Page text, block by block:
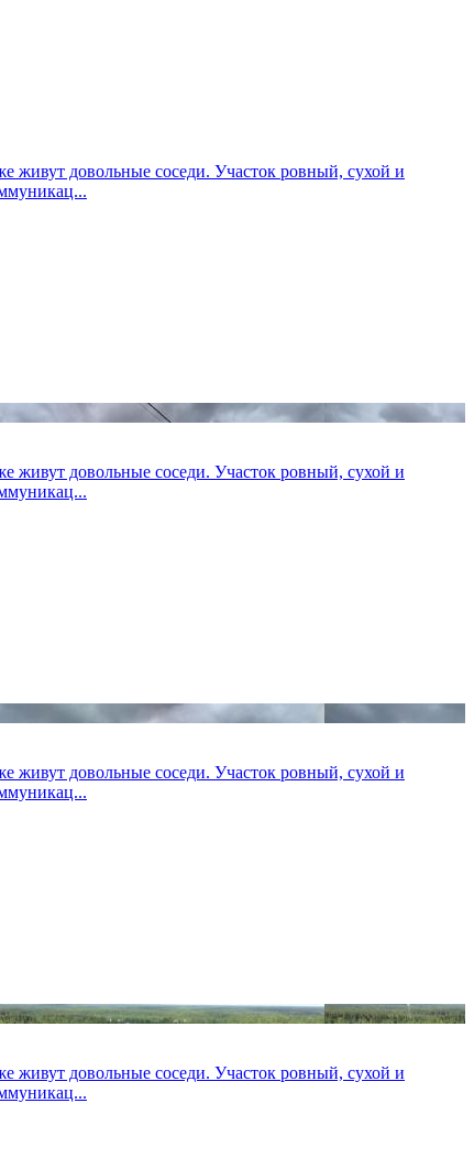
живут довольные соседи. Участок ровный, сухой и
живут довольные соседи. Участок ровный, сухой и
живут довольные соседи. Участок ровный, сухой и
живут довольные соседи. Участок ровный, сухой и